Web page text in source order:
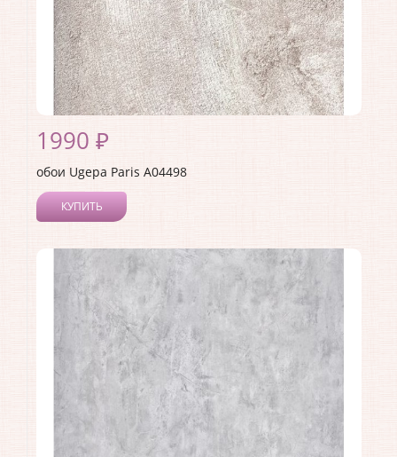
1990 ₽
обои Ugepa Paris A04498
КУПИТЬ
Коллекция:Paris
Длина рулона:
10.05
Ширина рулона:
Материал покрытия:
Виниловое
Страна:
Франция
Материал основы: Флизелин
Раппорт:64